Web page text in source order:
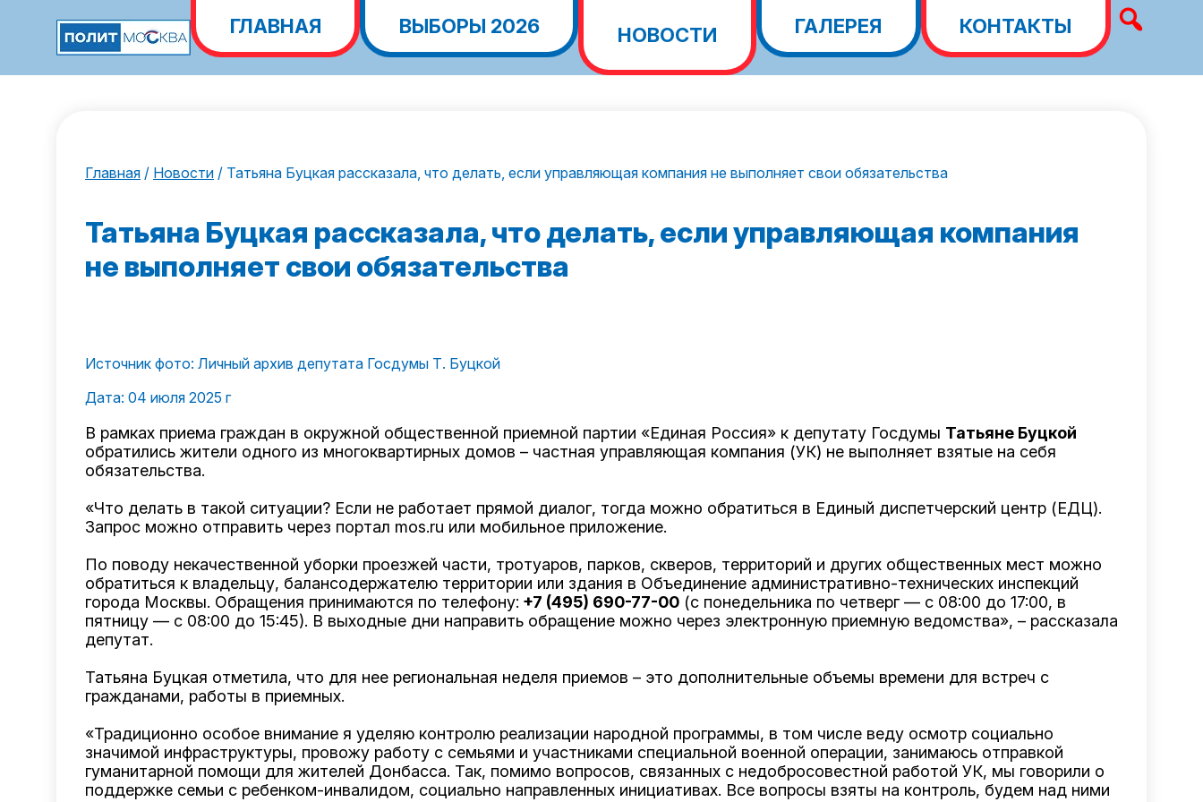
ГЛАВНАЯ ВЫБОРЫ 2026 НОВОСТИ ГАЛЕРЕЯ КОНТАКТЫ
Главная / Новости / Татьяна Буцкая рассказала, что делать, если управляющая компания не выполняет свои обязательства
Татьяна Буцкая рассказала, что делать, если управляющая компания
не выполняет свои обязательства
Источник фото: Личный архив депутата Госдумы Т. Буцкой
Дата: 04 июля 2025 г
В рамках приема граждан в окружной общественной приемной партии «Единая Россия» к депутату Госдумы Татьяне Буцкой
обратились жители одного из многоквартирных домов – частная управляющая компания (УК) не выполняет взятые на себя
обязательства.
«Что делать в такой ситуации? Если не работает прямой диалог, тогда можно обратиться в Единый диспетчерский центр (ЕДЦ).
Запрос можно отправить через портал mos.ru или мобильное приложение.
По поводу некачественной уборки проезжей части, тротуаров, парков, скверов, территорий и других общественных мест можно
обратиться к владельцу, балансодержателю территории или здания в Объединение административно-технических инспекций
города Москвы. Обращения принимаются по телефону: +7 (495) 690-77-00 (с понедельника по четверг — с 08:00 до 17:00, в
пятницу — с 08:00 до 15:45). В выходные дни направить обращение можно через электронную приемную ведомства», – рассказала
депутат.
Татьяна Буцкая отметила, что для нее региональная неделя приемов – это дополнительные объемы времени для встреч с
гражданами, работы в приемных.
«Традиционно особое внимание я уделяю контролю реализации народной программы, в том числе веду осмотр социально
значимой инфраструктуры, провожу работу с семьями и участниками специальной военной операции, занимаюсь отправкой
гуманитарной помощи для жителей Донбасса. Так, помимо вопросов, связанных с недобросовестной работой УК, мы говорили о
поддержке семьи с ребенком-инвалидом, социально направленных инициативах. Все вопросы взяты на контроль, будем над ними